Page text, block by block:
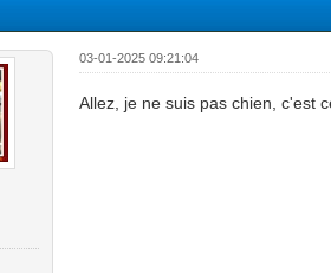
03-01-2025 09:21:04
Allez, je ne suis pas chien, c'est